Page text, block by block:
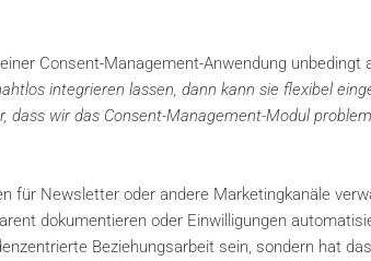
Consent-Management-Anwendung unbedingt
integrieren lassen, dann kann sie flexibel
dass wir das Consent-Management-Modul
für Newsletter oder andere Marketingkanäle
dokumentieren oder Einwilligungen
Beziehungsarbeit sein, sondern hat